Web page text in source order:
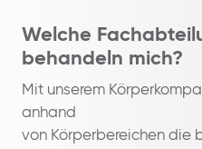
Welche
behandeln mich?
Mit unserem
anhand
von Körperbereichen die